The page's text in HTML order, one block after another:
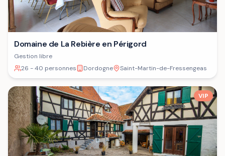
Domaine de La Rebière en Périgord
Gestion libre
26 - 40 personnes
Dordogne Saint-Martin-de-Fressengeas
VIP